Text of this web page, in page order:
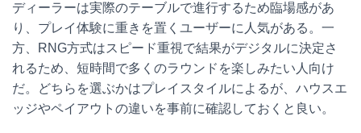
ディーラーは実際のテーブルで進行するため臨場感があ
り、プレイ体験に重きを置くユーザーに人気がある。一
方、RNG方式はスピード重視で結果がデジタルに決定さ
れるため、短時間で多くのラウンドを楽しみたい人向け
だ。どちらを選ぶかはプレイスタイルによるが、ハウスエ
ッジやペイアウトの違いを事前に確認しておくと良い。